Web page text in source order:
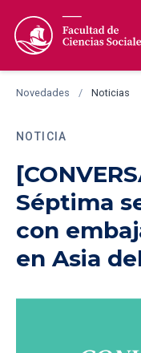
Novedades / Noticias
NOTICIA
Séptima
con
en Asia